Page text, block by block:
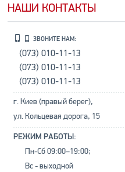
НАШИ КОНТАКТЫ
ЗВОНИТЕ НАМ:
(073) 010-11-13
(073) 010-11-13
(073) 010-11-13
г. Киев (правый берег),
ул. Кольцевая дорога, 15
РЕЖИМ РАБОТЫ:
Пн-Сб 09:00–19:00;
Вс - выходной